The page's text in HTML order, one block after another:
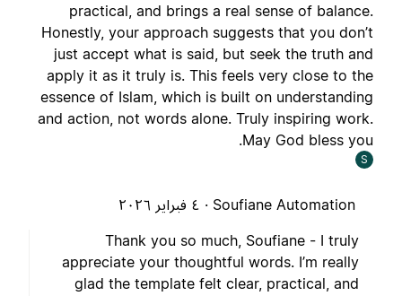
practical, and brings a real sense of
Honestly, your approach suggests that you
just accept what is said, but seek the truth
apply it as it truly is. This feels very close to
essence of Islam, which is built on
and action, not words alone. Truly inspiring
May God bless
Soufiane Automation ·
٤ فبراير ٢٠٢٦
Thank you so much, Soufiane - I truly
appreciate your thoughtful words. I’m really
glad the template felt clear, practical, and